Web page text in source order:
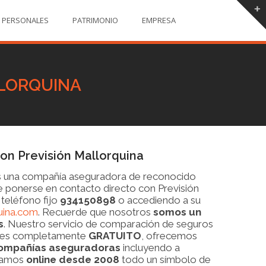
PERSONALES PATRIMONIO EMPRESA
Previsión Mallorquina
compañía aseguradora de reconocido
ponerse en contacto directo con Previsión
teléfono fijo 934150898 o accediendo a su
. Recuerde que nosotrossomos un
. Nuestro servicio de comparación de seguros
completamente GRATUITO, ofrecemos
aseguradoras incluyendo a
online desde 2008 todo un símbolo de